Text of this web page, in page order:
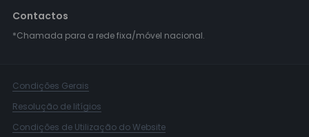
Contactos
*Chamada para a rede fixa/móvel nacional.
Condições Gerais
Resolução de litígios
Condições de Utilização do Website